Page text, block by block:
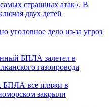
страшных атак». В
двух детей
уголовное дело из-за угроз
БПЛА залетел в
газопровода
БПЛА все пляжи в
закрыли